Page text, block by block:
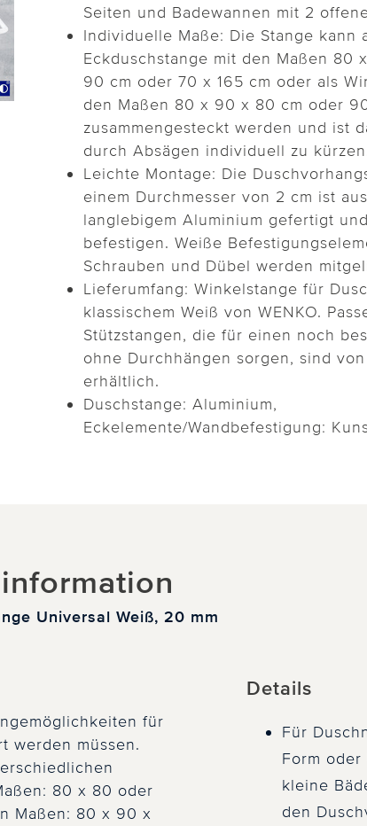
Seiten und Badewannen mit 2
Individuelle Maße: Die Stange kann
Eckduschstange mit den Maßen 80
90 cm oder 70 x 165 cm oder als
den Maßen 80 x 90 x 80 cm oder
zusammengesteckt werden und ist
durch Absägen individuell zu
Leichte Montage: Die
einem Durchmesser von 2 cm ist
langlebigem Aluminium gefertigt
befestigen. Weiße
Schrauben und Dübel werden
Lieferumfang: Winkelstange für
klassischem Weiß von WENKO.
Stützstangen, die für einen noch
ohne Durchhängen sorgen, sind von
erhältlich.
Duschstange: Aluminium,
Eckelemente/Wandbefestigung:
Universal Weiß, 20 mm
für
werden müssen.
80 x 80 oder
Maßen: 80 x 90 x
Details
Für
Form
kleine
den